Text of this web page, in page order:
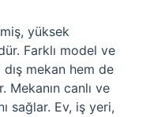
yüksek
Farklı model ve
dış mekan hem de
Mekanın canlı ve
sağlar. Ev, iş yeri,